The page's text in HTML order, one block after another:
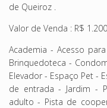
de Queiroz .
Valor de Venda : R$
Academia - Acesso
Brinquedoteca -
Elevador - Espaço Pet -
de entrada - Jardim -
adulto - Pista de